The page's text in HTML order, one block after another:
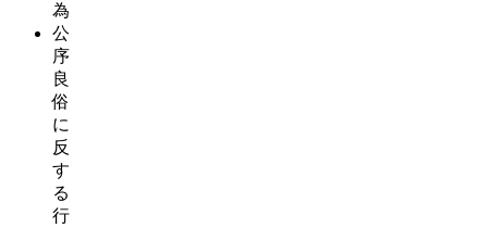
為
公
序
良
俗
に
反
す
る
行